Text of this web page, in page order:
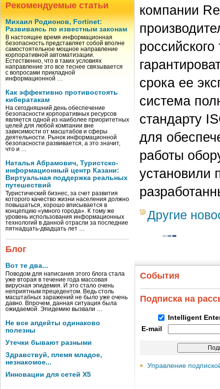
Рекомендуемые статьи
Михаил Родионов, Fortinet:
Развиваясь по известным законам
В настоящее время информационная
безопасность представляет собой вполне
самостоятельное мощное направление
корпоративной автоматизации.
Естественно, что в таких условиях
направление это все теснее связывается
с вопросами прикладной
информационной …
Как эффективно противостоять
кибератакам
На сегодняшний день обеспечение
безопасности корпоративных ресурсов
является одной из наиболее приоритетных
целей для любой компании вне
зависимости от масштабов и сферы
деятельности. Рынок информационной
безопасности развивается, а это значит,
что и …
Наталья Абрамович, Туристско-
информационный центр Казани:
Виртуальная поддержка реальных
путешествий
Туристический бизнес, за счет развития
которого качество жизни населения должно
повышаться, хорошо вписывается в
концепцию «умного города». К тому же
уровень использования информационных
технологий в данной отрасли за последние
пятнадцать-двадцать лет …
Блог
Вот те два...
Поводом для написания этого блога стала
уже вторая в течение года массовая
вирусная эпидемия. И это стало очень
неприятным прецедентом. Ведь столь
масштабных заражений не было уже очень
давно. Впрочем, данная ситуация была
ожидаемой. Эпидемию вызвали …
Не все апдейты одинаково
полезны
Утечки бывают разными
Здравствуй, племя младое,
незнакомое...
Инновации для сетей X5
компании
срока ее
система
стандарту
для
работы
установили
Другие
События
Подписка на
Intelligent
E-mail
Управление